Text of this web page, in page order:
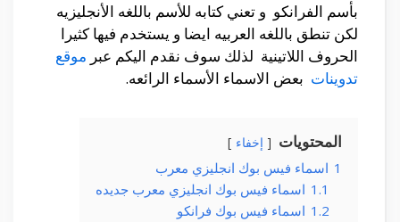
بأسم الفرانكو و تعني كتابه للأسم باللغه الأنجليزيه
لكن تنطق باللغه العربيه ايضا و يستخدم فيها كثيرا
الحروف اللاتينية لذلك سوف نقدم اليكم عبر موقع
تدوينات بعض الاسماء الأسماء الرائعه.
المحتويات إخفاء
1 اسماء فيس بوك انجليزي معرب
1.1 اسماء فيس بوك انجليزي معرب جديده
1.2 اسماء فيس بوك فرانكو